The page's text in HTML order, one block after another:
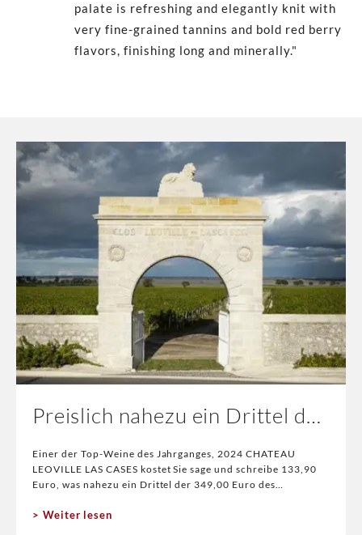
palate is refreshing and elegantly knit with
very fine-grained tannins and bold red berry
flavors, finishing long and minerally."
Preislich nahezu ein Drittel des Jahrganges 2022!
Einer der Top-Weine des Jahrganges, 2024 CHATEAU
LEOVILLE LAS CASES kostet Sie sage und schreibe 133,90
Euro, was nahezu ein Drittel der 349,00 Euro des
Weiter lesen